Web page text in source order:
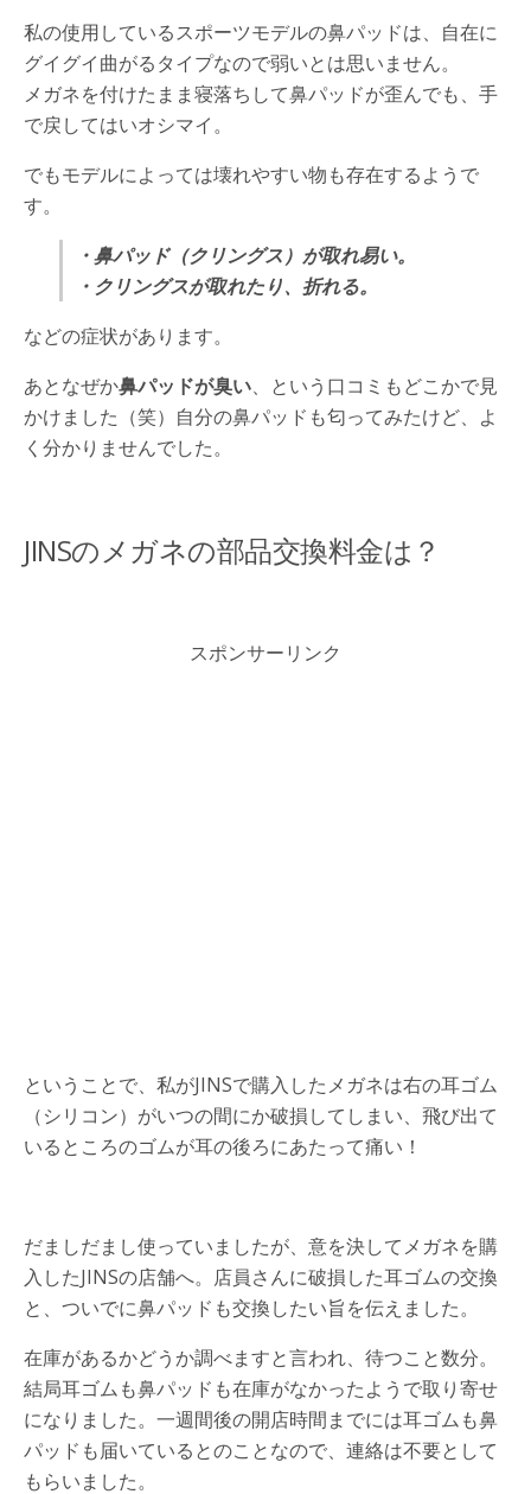
私の使用しているスポーツモデルの鼻パッドは、自在に
グイグイ曲がるタイプなので弱いとは思いません。
メガネを付けたまま寝落ちして鼻パッドが歪んでも、手
で戻してはいオシマイ。
でもモデルによっては壊れやすい物も存在するようで
す。
・鼻パッド（クリングス）が取れ易い。
・クリングスが取れたり、折れる。
などの症状があります。
あとなぜか鼻パッドが臭い、という口コミもどこかで見
かけました（笑）自分の鼻パッドも匂ってみたけど、よ
く分かりませんでした。
JINSのメガネの部品交換料金は？
スポンサーリンク
ということで、私がJINSで購入したメガネは右の耳ゴム
（シリコン）がいつの間にか破損してしまい、飛び出て
いるところのゴムが耳の後ろにあたって痛い！
だましだまし使っていましたが、意を決してメガネを購
入したJINSの店舗へ。店員さんに破損した耳ゴムの交換
と、ついでに鼻パッドも交換したい旨を伝えました。
在庫があるかどうか調べますと言われ、待つこと数分。
結局耳ゴムも鼻パッドも在庫がなかったようで取り寄せ
になりました。一週間後の開店時間までには耳ゴムも鼻
パッドも届いているとのことなので、連絡は不要として
もらいました。